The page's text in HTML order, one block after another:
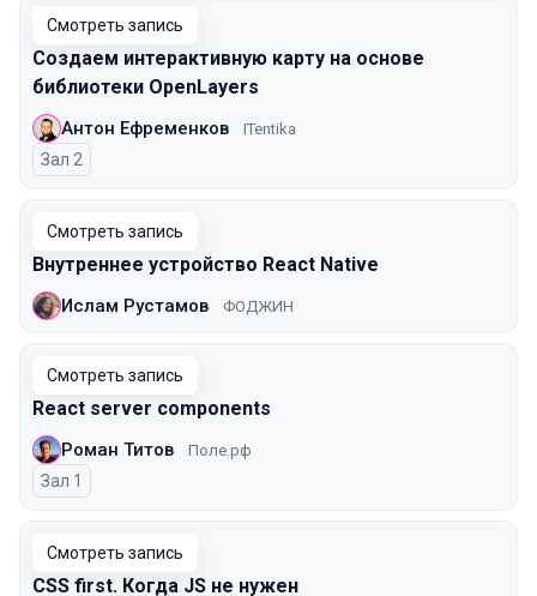
Смотреть запись
Создаем интерактивную карту на основе
библиотеки OpenLayers
Антон Ефременков ITentika
Зал 2
Смотреть запись
Внутреннее устройство React Native
Ислам Рустамов ФОДЖИН
Смотреть запись
React server components
Роман Титов Поле.рф
Зал 1
Смотреть запись
CSS first. Когда JS не нужен